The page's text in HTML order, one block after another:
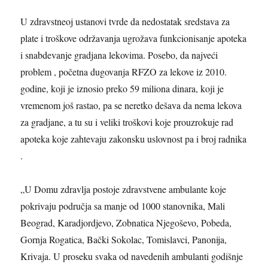
U zdravstneoj ustanovi tvrde da nedostatak sredstava za
plate i troškove održavanja ugrožava funkcionisanje apoteka
i snabdevanje gradjana lekovima. Posebo, da najveći
problem , početna dugovanja RFZO za lekove iz 2010.
godine, koji je iznosio preko 59 miliona dinara, koji je
vremenom još rastao, pa se neretko dešava da nema lekova
za gradjane, a tu su i veliki troškovi koje prouzrokuje rad
apoteka koje zahtevaju zakonsku uslovnost pa i broj radnika
.
„U Domu zdravlja postoje zdravstvene ambulante koje
pokrivaju područja sa manje od 1000 stanovnika, Mali
Beograd, Karadjordjevo, Zobnatica Njegoševo, Pobeda,
Gornja Rogatica, Bački Sokolac, Tomislavci, Panonija,
Krivaja. U proseku svaka od navedenih ambulanti godišnje